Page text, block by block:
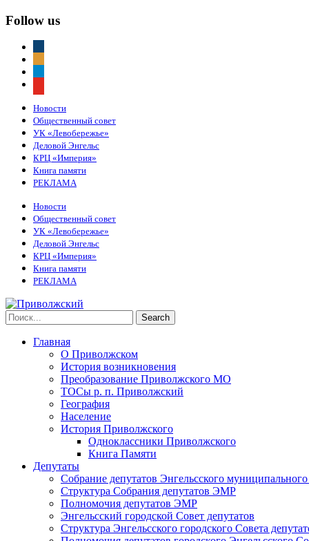
Follow us
Новости
Общественный совет
УК «Левобережье»
Деловой Энгельс
КРЦ «Империя»
Книга памяти
РЕКЛАМА
Новости
Общественный совет
УК «Левобережье»
Деловой Энгельс
КРЦ «Империя»
Книга памяти
РЕКЛАМА
Главная
О Приволжском
История возникновения
Преобразование Приволжского МО
ТОСы р. п. Приволжский
География
Население
История Приволжского
Одноклассники Приволжского
Книга Памяти
Депутаты
Собрание депутатов Энгельсского
Структура Собрания депутатов ЭМР
Полномочия депутатов ЭМР
Энгельсский городской Совет депутатов
Структура Энгельсского городского Совета